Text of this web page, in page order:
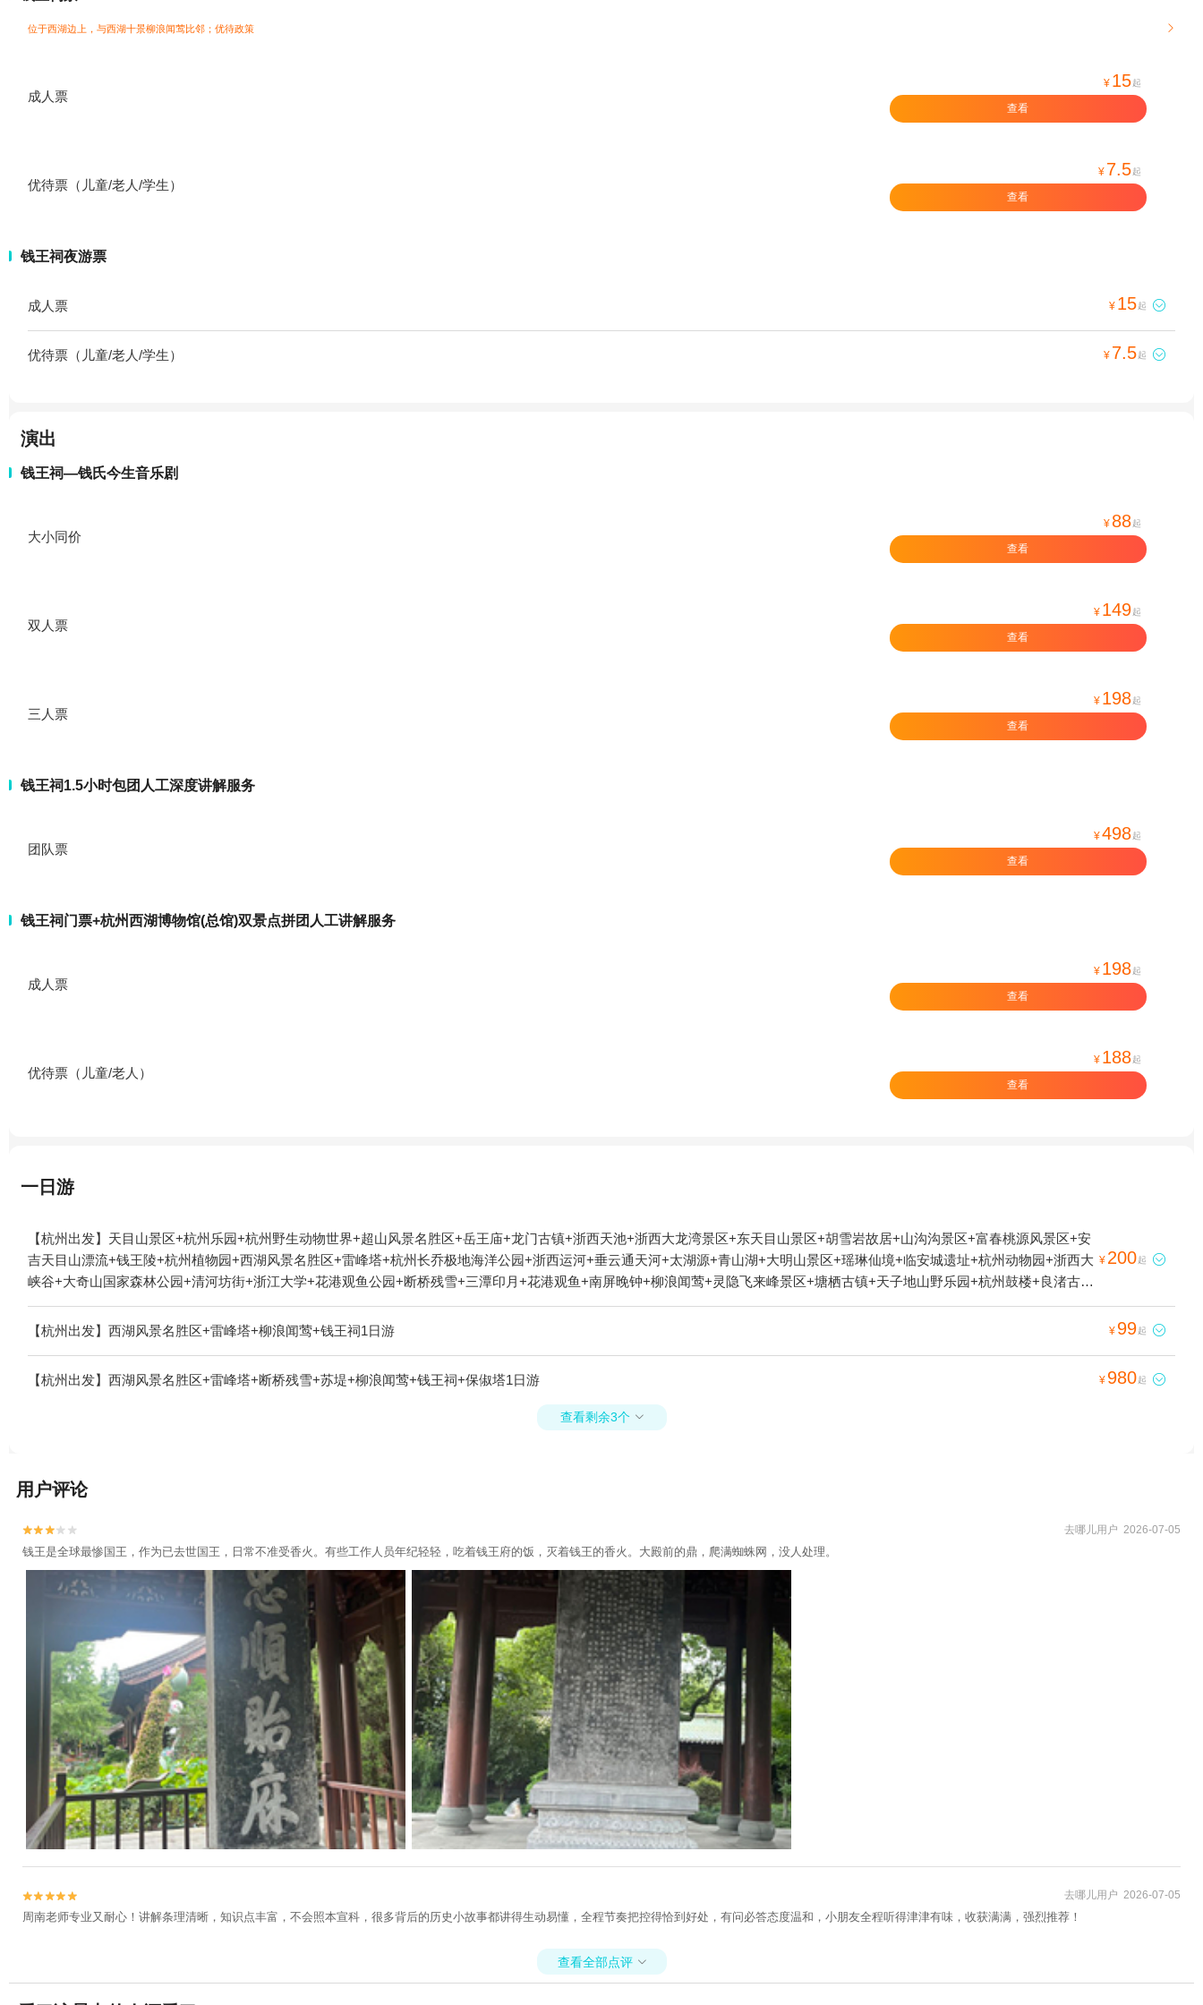
位于西湖边上，与西湖十景柳浪闻莺比邻； 优待政策 
成人票
¥ 15 起
查看
优待票（儿童/老人/学生）
¥ 7.5 起
查看
钱王祠夜游票
成人票 ¥ 15起 
优待票（儿童/老人/学生） ¥ 7.5起 
演出
钱王祠—钱氏今生音乐剧
大小同价
¥ 88 起
查看
双人票
¥ 149 起
查看
三人票
¥ 198 起
查看
钱王祠1.5小时包团人工深度讲解服务
团队票
¥498 起
查看
钱王祠门票+杭州西湖博物馆(总馆)双景点拼团人工讲解服务
成人票
¥ 198 起
查看
优待票（儿童/老人）
¥ 188 起
查看
一日游
【杭州出发】天目山景区+杭州乐园+杭州野生动物世界+超山风景名胜区+岳王庙+龙门古镇+浙西天池+浙西大龙湾景区+东天目山景区+胡雪岩故居+山沟沟景区+富春桃源风景区+安
吉天目山漂流+钱王陵+杭州植物园+西湖风景名胜区+雷峰塔+杭州长乔极地海洋公园+浙西运河+垂云通天河+太湖源+青山湖+大明山景区+瑶琳仙境+临安城遗址+杭州动物园+浙西大
峡谷+大奇山国家森林公园+清河坊街+浙江大学+花港观鱼公园+断桥残雪+三潭印月+花港观鱼+南屏晚钟+柳浪闻莺+灵隐飞来峰景区+塘栖古镇+天子地山野乐园+杭州鼓楼+良渚古城
遗址公园+京杭大运河杭州景区+《西湖之夜》演出+九溪十八涧+西溪3D奇幻艺术馆+天目山月亮湾漂流+杭州博物馆+西湖音乐喷泉+太子湾公园+西湖天地+西溪国家湿地公园+大明
山万松岭滑雪场+七里扬帆+杭州花圃+浙西三峡+杭州体育馆+浙西大草原+杭州酒家+杭州剧院+钱王祠+西溪草堂+临安碧雪湖山庄+临安碧雪湖真人CS基地+临安圆正宾馆笋宴自助
寺+宝石山造像+临安天目花海+三潭印月花港观鱼码头+杭州宋城+西溪湿地洪园+杭州樱花园+杭州宝寿山景区+西溪湿地高庄+杭州西溪喜来登度假大酒店+杭州兰里景区+杭州X秀
+西溪空中揽胜氦气球+杭州长乔吉泡泡乐园+良渚博物院+青芝坞+浙江省人民大会堂+浙江大学之江校区+西溪森林温泉度假村+杭州西湖博物馆(总馆)+杭州孔庙+杭州西溪海狮主题
乐园+严州古城景区+杭州长乔亲子乐园+杭州乐活岛+西湖外事游船+OMG心跳乐园+浙江美术馆+三渡鹿营户外营地+浙江省科技馆+飞来峰+大奇山魔幻乐园+良渚古城遗址水利系统
假村+宫宴+天子地山野乐园-天空之镜1日游
¥ 200起 
【杭州出发】西湖风景名胜区+雷峰塔+柳浪闻莺+钱王祠1日游 ¥ 99起 
【杭州出发】西湖风景名胜区+雷峰塔+断桥残雪+苏堤+柳浪闻莺+钱王祠+保俶塔1日游 ¥ 980起 
查看剩余3个 
用户评论

 去哪儿用户 2026-07-05
钱王是全球最惨国王，作为已去世国王，日常不准受香火。有些工作人员年纪轻轻，吃着钱王府的饭，灭着钱王的香火。大殿前的鼎，爬满蜘蛛网，没人处理。

 去哪儿用户 2026-07-05
周南老师专业又耐心！讲解条理清晰，知识点丰富，不会照本宣科，很多背后的历史小故事都讲得生动易懂，全程节奏把控得恰到好处，有问必答态度温和，小朋友全程听得津津有味，收获满满，强烈推荐！
查看全部点评 